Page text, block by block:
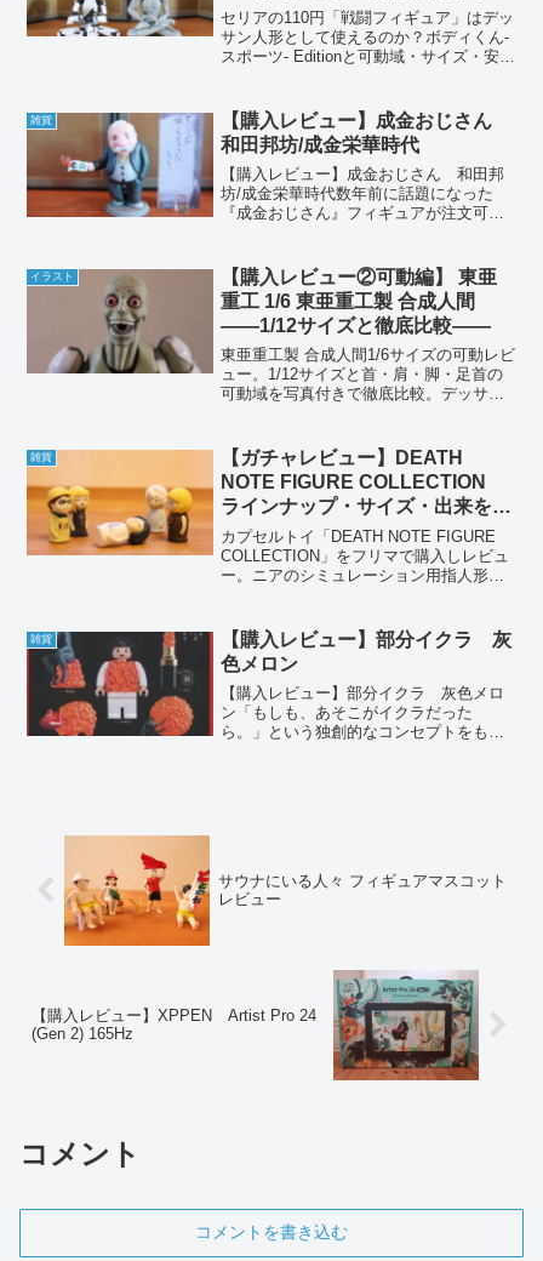
る？
セリアの110円「戦闘フィギュア」はデッ
サン人形として使えるのか？ボディくん-
スポーツ- Editionと可動域・サイズ・安定
雑貨
【購入レビュー】成金おじさん
和田邦坊/成金栄華時代
【購入レビュー】成金おじさん 和田邦
坊/成金栄華時代数年前に話題になった
『成金おじさん』フィギュアが注文可能
値段5000円（＋送料1000円）とちょっと
お高めでしたが、...
イラスト
【購入レビュー②可動編】 東亜
重工 1/6 東亜重工製 合成人間
――1/12サイズと徹底比較――
東亜重工製 合成人間1/6サイズの可動レビ
ュー。1/12サイズと首・肩・脚・足首の
可動域を写真付きで徹底比較。デッサン
雑貨
【ガチャレビュー】DEATH
NOTE FIGURE COLLECTION
ラインナップ・サイズ・出来を解
説
カプセルトイ「DEATH NOTE FIGURE
COLLECTION」をフリマで購入しレビュ
ー。ニアのシミュレーション用指人形を
詳しく紹介します。
雑貨
【購入レビュー】部分イクラ 灰
色メロン
【購入レビュー】部分イクラ 灰色メロ
ン「もしも、あそこがイクラだった
ら。」という独創的なコンセプトをもと
サウナにいる人々 フィギュアマスコット
レビュー
【購入レビュー】XPPEN Artist Pro 24
(Gen 2) 165Hz
コメント
コメントを書き込む